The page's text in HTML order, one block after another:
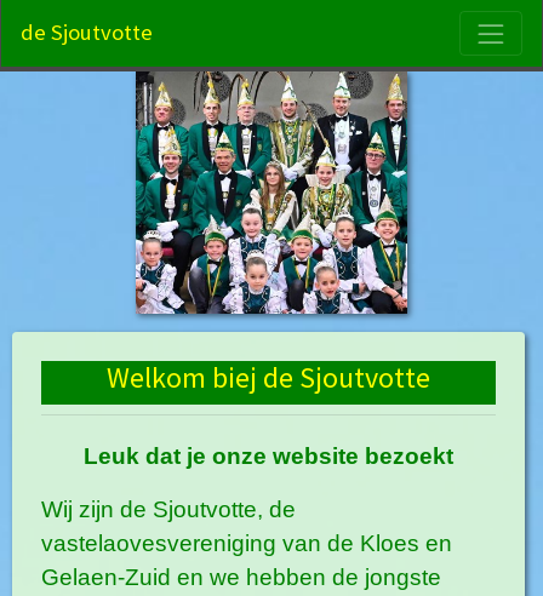
de Sjoutvotte
Welkom biej de Sjoutvotte
Leuk dat je onze website bezoekt
Wij zijn de Sjoutvotte, de
vastelaovesvereniging van de Kloes en
Gelaen-Zuid en we hebben de jongste